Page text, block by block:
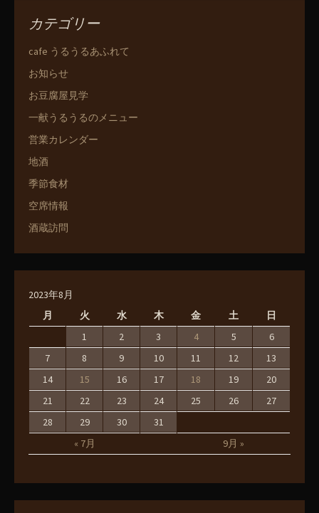
カテゴリー
cafe うるうるあふれて
お知らせ
お豆腐屋見学
一献うるうるのメニュー
営業カレンダー
地酒
季節食材
空席情報
酒蔵訪問
2023年8月
月
火 水 木 金 土 日
« 7月 9月 »
1 2 3 4 5
6
7
8 9 10 11 12
13
14
15 16 17 18 19
20
21
22 23 24 25 26
27
28
29 30 31